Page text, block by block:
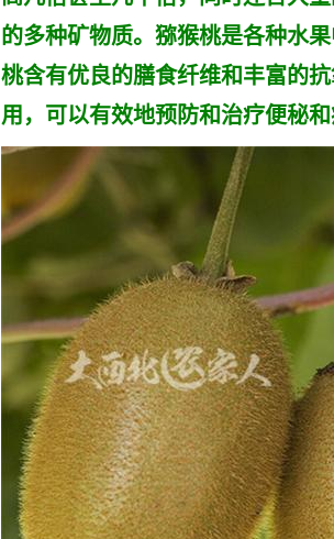
的多种矿物质。猕猴桃是各种水
桃含有优良的膳食纤维和丰富的
用，可以有效地预防和治疗便秘